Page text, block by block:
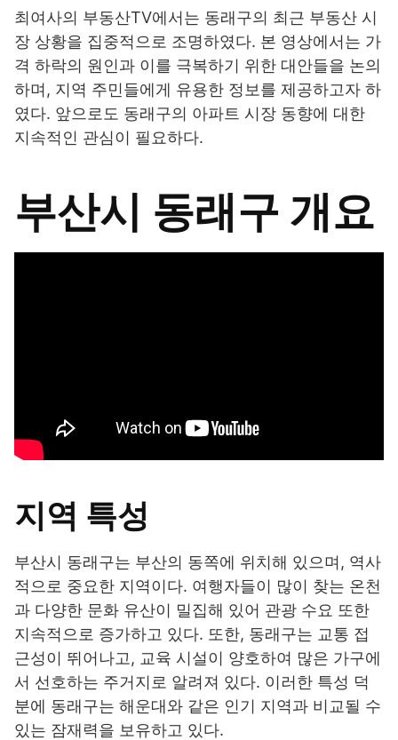
최여사의 부동산TV에서는 동래구의 최근 부동산 시
장 상황을 집중적으로 조명하였다. 본 영상에서는 가
격 하락의 원인과 이를 극복하기 위한 대안들을 논의
하며, 지역 주민들에게 유용한 정보를 제공하고자 하
였다. 앞으로도 동래구의 아파트 시장 동향에 대한
지속적인 관심이 필요하다.
부산시 동래구 개요
지역 특성
부산시 동래구는 부산의 동쪽에 위치해 있으며, 역사
적으로 중요한 지역이다. 여행자들이 많이 찾는 온천
과 다양한 문화 유산이 밀집해 있어 관광 수요 또한
지속적으로 증가하고 있다. 또한, 동래구는 교통 접
근성이 뛰어나고, 교육 시설이 양호하여 많은 가구에
서 선호하는 주거지로 알려져 있다. 이러한 특성 덕
분에 동래구는 해운대와 같은 인기 지역과 비교될 수
있는 잠재력을 보유하고 있다.